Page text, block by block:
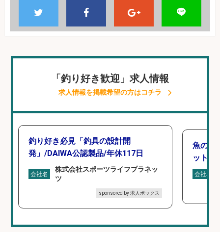
「釣り好き歓迎」求人情報
求人情報を掲載希望の方はコチラ
釣り好き必見「釣具の設計開
発」/DAIWA公認製品/年休117日
会社名
株式会社スポーツライフプラネッ
ツ
sponsored by 求人ボックス
魚の「
ットを
会社名